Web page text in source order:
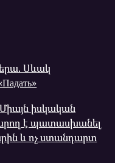
Սևակ
իսկական
է պատասխանել
և ոչ ստանդարտ